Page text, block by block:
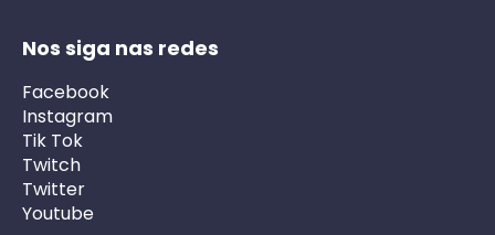
Nos siga nas redes
Facebook
Instagram
Tik Tok
Twitch
Twitter
Youtube